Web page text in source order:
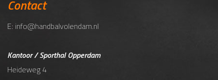
Contact
E: info@handbalvolendam.nl
Kantoor / Sporthal Opperdam
Heideweg 4